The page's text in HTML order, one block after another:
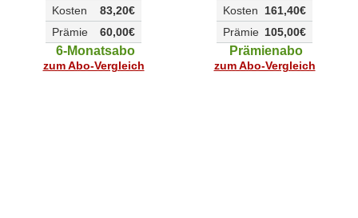
83,20€
Kosten
60,00€
Prämie
6-Monatsabo
zum Abo-Vergleich
161,40€
Kosten
105,00€
Prämie
Prämienabo
zum Abo-Vergleich